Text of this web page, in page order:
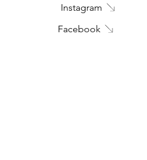
Instagram
Facebook